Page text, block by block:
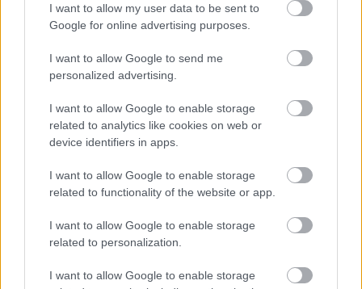
I want to allow my user data to be sent to
Google for online advertising purposes.
I want to allow Google to send me
personalized advertising.
I want to allow Google to enable storage
related to analytics like cookies on web or
device identifiers in apps.
I want to allow Google to enable storage
related to functionality of the website or app.
I want to allow Google to enable storage
related to personalization.
I want to allow Google to enable storage
Ajánlott bejegyzések:
Szinkronhangok: Szemfényvesztők
(Deception)
Lefelezik a Jóban Rosszban premier
Szinkronhangok: Szeretünk, doki! (Doctor